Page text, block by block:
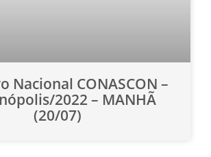
Nacional CONASCON –
2022 – MANHÃ
(20/07)